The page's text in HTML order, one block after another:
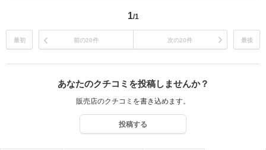
1/1
最初 前の20件 次の20件 最後
あなたのクチコミを投稿しませんか？
販売店のクチコミを書き込めます。
投稿する